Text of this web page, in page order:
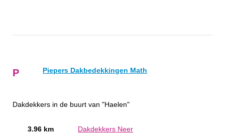
P Piepers Dakbedekkingen Math
Dakdekkers in de buurt van "Haelen"
3.96 km Dakdekkers Neer